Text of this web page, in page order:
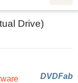
Drive)
DVDFab